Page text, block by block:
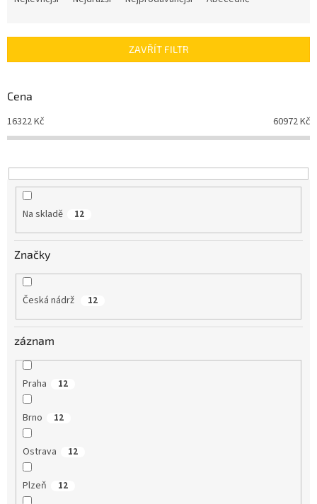
í
r
o
d
u
t
ů
ZAVŘÍT FILTR
Cena
16322Kč 60972Kč
Na skladě 12
Značky
Česká nádrž 12
záznam
Praha 12
Brno 12
Ostrava 12
Plzeň 12